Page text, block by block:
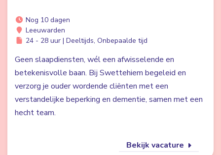
Nog 10 dagen
Leeuwarden
24 - 28 uur | Deeltijds, Onbepaalde tijd
Geen slaapdiensten, wél een afwisselende en
betekenisvolle baan. Bij Swettehiem begeleid en
verzorg je ouder wordende cliënten met een
verstandelijke beperking en dementie, samen met een
hecht team.
Bekijk vacature